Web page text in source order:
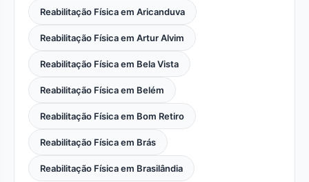
Reabilitação Física em Aricanduva
Reabilitação Física em Artur Alvim
Reabilitação Física em Bela Vista
Reabilitação Física em Belém
Reabilitação Física em Bom Retiro
Reabilitação Física em Brás
Reabilitação Física em Brasilândia